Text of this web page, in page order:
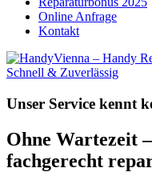
Online Anfrage
Kontakt
Unser Service kennt
Ohne Wartezeit
fachgerecht